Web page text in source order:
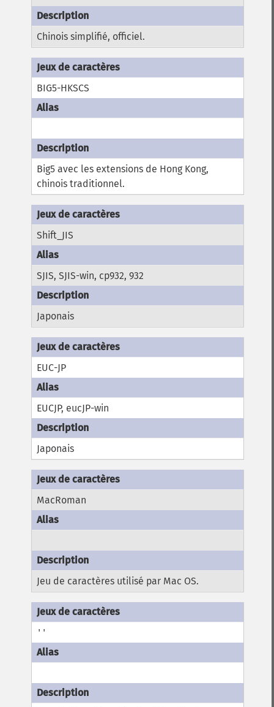
Chinois simplifié, officiel.
BIG5-HKSCS
Big5 avec les extensions de Hong Kong,
chinois traditionnel.
Shift_JIS
SJIS, SJIS-win, cp932, 932
Japonais
EUC-JP
EUCJP, eucJP-win
Japonais
MacRoman
Jeu de caractères utilisé par Mac OS.
''